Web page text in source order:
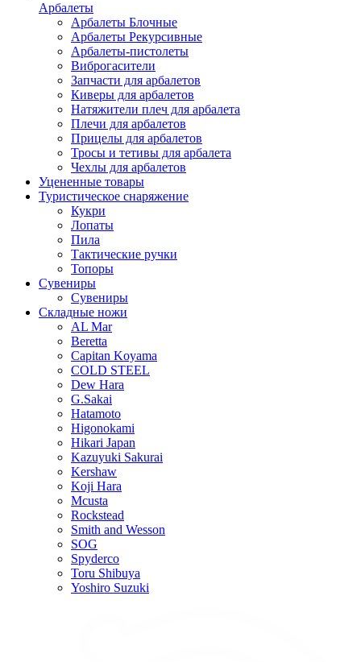
Арбалеты
Арбалеты Блочные
Арбалеты Рекурсивные
Арбалеты-пистолеты
Виброгасители
Запчасти для арбалетов
Киверы для арбалетов
Натяжители плеч для арбалета
Плечи для арбалетов
Прицелы для арбалетов
Тросы и тетивы для арбалета
Чехлы для арбалетов
Уцененные товары
Туристическое снаряжение
Кукри
Лопаты
Пила
Тактические ручки
Топоры
Сувениры
Сувениры
Складные ножи
AL Mar
Beretta
Capitan Koyama
COLD STEEL
Dew Hara
G.Sakai
Hatamoto
Higonokami
Hikari Japan
Kazuyuki Sakurai
Kershaw
Koji Hara
Mcusta
Rockstead
Smith and Wesson
SOG
Spyderco
Toru Shibuya
Yoshiro Suzuki